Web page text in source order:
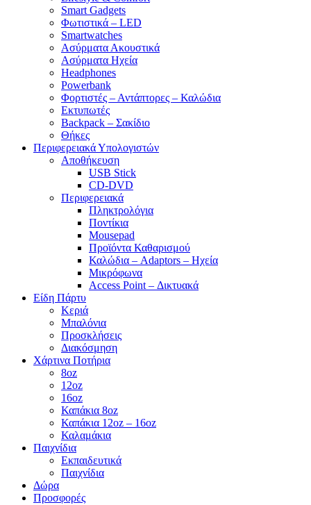
Smart Gadgets
Φωτιστικά – LED
Smartwatches
Ασύρματα Ακουστικά
Ασύρματα Ηχεία
Headphones
Powerbank
Φορτιστές – Αντάπτορες – Καλώδια
Εκτυπωτές
Backpack – Σακίδιο
Θήκες
Περιφερειακά Υπολογιστών
Αποθήκευση
USB Stick
CD-DVD
Περιφερειακά
Πληκτρολόγια
Ποντίκια
Mousepad
Προϊόντα Καθαρισμού
Καλώδια – Adaptors – Ηχεία
Μικρόφωνα
Access Point – Δικτυακά
Είδη Πάρτυ
Κεριά
Μπαλόνια
Προσκλήσεις
Διακόσμηση
Χάρτινα Ποτήρια
8oz
12oz
16oz
Καπάκια 8oz
Καπάκια 12oz – 16oz
Καλαμάκια
Παιχνίδια
Εκπαιδευτικά
Παιχνίδια
Δώρα
Προσφορές